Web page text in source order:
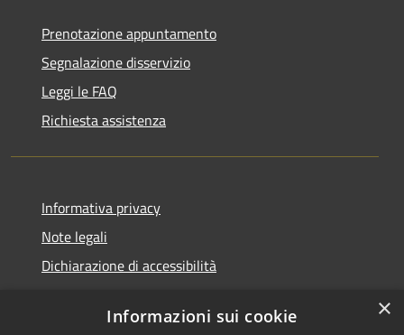
Prenotazione appuntamento
Segnalazione disservizio
Leggi le FAQ
Richiesta assistenza
Informativa privacy
Note legali
Dichiarazione di accessibilità
×
Informazioni sui cookie